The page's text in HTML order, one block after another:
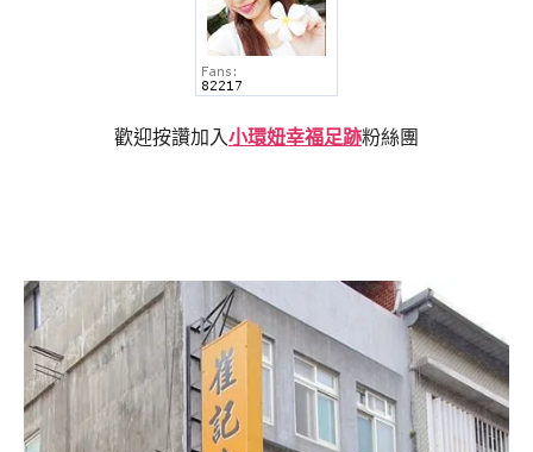
歡迎按讚加入小環妞幸福足跡粉絲團